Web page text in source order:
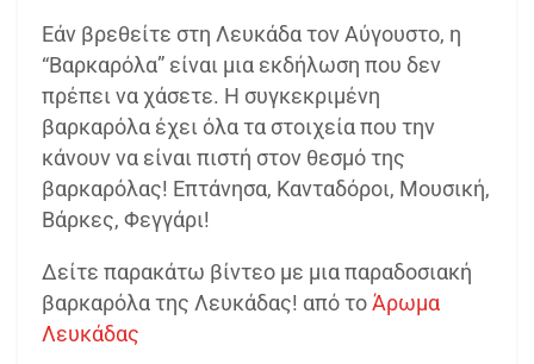
Εάν βρεθείτε στη Λευκάδα τον Αύγουστο, η
“Βαρκαρόλα” είναι μια εκδήλωση που δεν
πρέπει να χάσετε. Η συγκεκριμένη
βαρκαρόλα έχει όλα τα στοιχεία που την
κάνουν να είναι πιστή στον θεσμό της
βαρκαρόλας! Επτάνησα, Κανταδόροι, Μουσική,
Βάρκες, Φεγγάρι!
Δείτε παρακάτω βίντεο με μια παραδοσιακή
βαρκαρόλα της Λευκάδας! από τοΆρωμα
Λευκάδας